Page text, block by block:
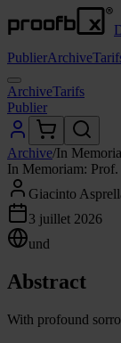
PublierArchive
ArchiveTarifs
Publier
Archive/In
In Memoriam:
Giacinto
3 juillet 2026
und
Abstract
With profound